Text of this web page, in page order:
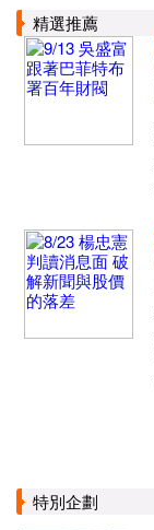
精選推薦
特別企劃